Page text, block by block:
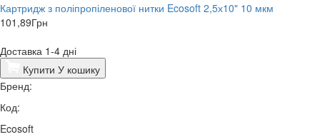
Картридж з поліпропіленової нитки Ecosoft 2,5х10" 10 мкм
101,89Грн
Доставка 1-4 дні
Купити У кошику
Бренд:
Код:
Ecosoft